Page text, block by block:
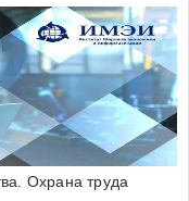
Охрана труда